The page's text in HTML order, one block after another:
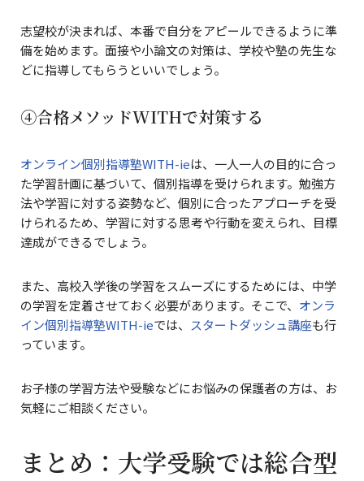
志望校が決まれば、本番で自分をアピールできるように準
備を始めます。面接や小論文の対策は、学校や塾の先生な
どに指導してもらうといいでしょう。
④合格メソッドWITHで対策する
オンライン個別指導塾WITH-ieは、一人一人の目的に合っ
た学習計画に基づいて、個別指導を受けられます。勉強方
法や学習に対する姿勢など、個別に合ったアプローチを受
けられるため、学習に対する思考や行動を変えられ、目標
達成ができるでしょう。
また、高校入学後の学習をスムーズにするためには、中学
の学習を定着させておく必要があります。そこで、 オンラ
イン個別指導塾WITH-ieでは、 スタートダッシュ講座も行
っています。
お子様の学習方法や受験などにお悩みの保護者の方は、お
気軽にご相談ください。
まとめ：大学受験では総合型